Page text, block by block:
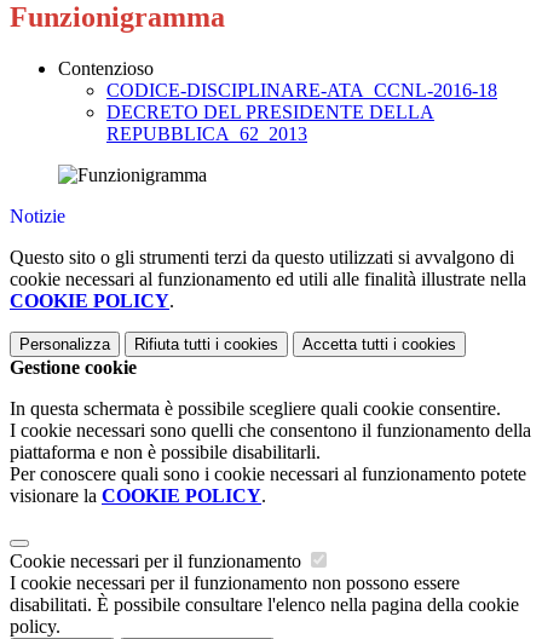
Funzionigramma
Contenzioso
CODICE-DISCIPLINARE-ATA_CCNL-2016-18
DECRETO DEL PRESIDENTE DELLA
REPUBBLICA_62_2013
Notizie
Questo sito o gli strumenti terzi da questo utilizzati si avvalgono di
cookie necessari al funzionamento ed utili alle finalità illustrate nella
COOKIE POLICY.
Personalizza Rifiuta tutti i cookies Accetta tutti i cookies
Gestione cookie
In questa schermata è possibile scegliere quali cookie consentire.
I cookie necessari sono quelli che consentono il funzionamento della
piattaforma e non è possibile disabilitarli.
Per conoscere quali sono i cookie necessari al funzionamento potete
visionare la COOKIE POLICY.
Cookie necessari per il funzionamento
I cookie necessari per il funzionamento non possono essere
disabilitati. È possibile consultare l'elenco nella pagina della cookie
policy.